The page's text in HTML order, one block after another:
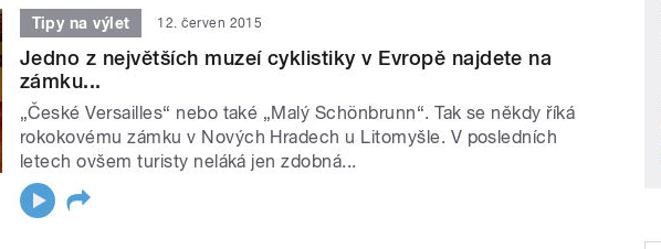
Tipy na výlet 12. červen 2015
Jedno z největších muzeí cyklistiky v Evropě najdete na
zámku...
„České Versailles“ nebo také „Malý Schönbrunn“. Tak se někdy říká
rokokovému zámku v Nových Hradech u Litomyšle. V posledních
letech ovšem turisty neláká jen zdobná...